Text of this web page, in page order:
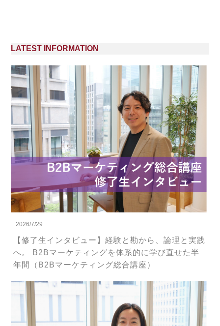
LATEST INFORMATION
2026/7/29
【修了生インタビュー】経験と勘から、論理と実践
へ。 B2Bマーケティングを体系的に学び直せた半
年間（B2Bマーケティング総合講座）